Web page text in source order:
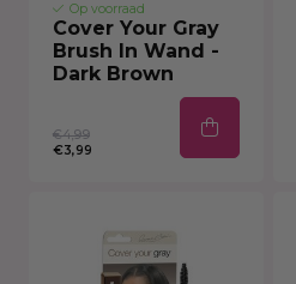
Op voorraad
Cover Your Gray
Brush In Wand -
Dark Brown
€4,99
€3,99